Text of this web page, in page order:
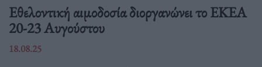
Eθελοντική αιμοδοσία διοργανώνει το ΕΚΕΑ
20-23 Αυγούστου
18.08.25